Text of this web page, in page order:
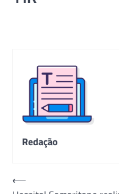
Redação
Navegação
⟵